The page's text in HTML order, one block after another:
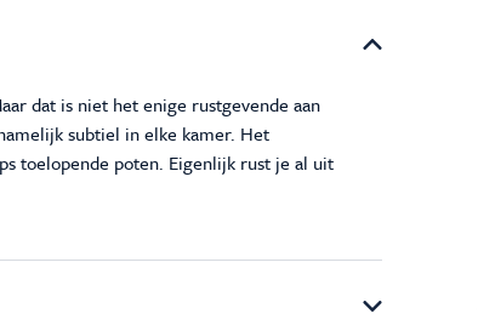
dat is niet het enige rustgevende aan
subtiel in elke kamer. Het
toelopende poten. Eigenlijk rust je al uit